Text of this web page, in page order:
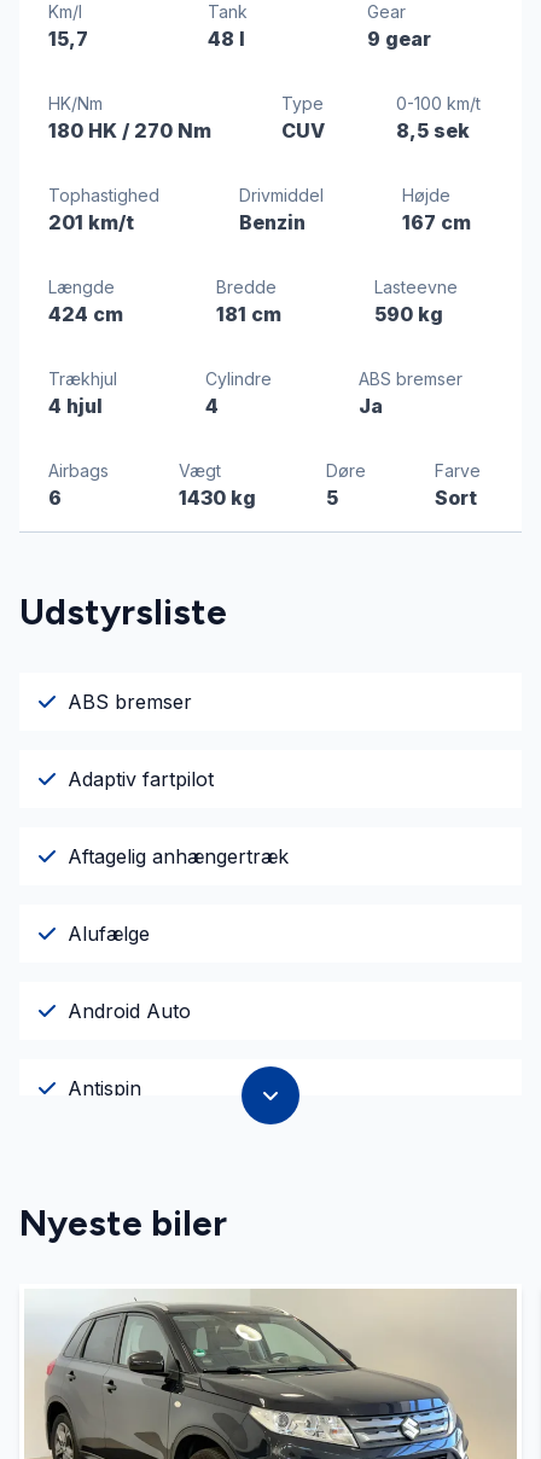
Km/l
15,7
Tank
48 l
Gear
9 gear
HK/Nm
180 HK / 270 Nm
Type
CUV
0-100 km/t
8,5 sek
Tophastighed
201 km/t
Drivmiddel
Benzin
Højde
167 cm
Længde
424 cm
Bredde
181 cm
Lasteevne
590 kg
Trækhjul
4 hjul
Cylindre
4
ABS bremser
Ja
Airbags
6
Vægt
1430 kg
Døre
5
Farve
Sort
Udstyrsliste
ABS bremser
Adaptiv fartpilot
Aftagelig anhængertræk
Alufælge
Android Auto
Antispin
Auto. start/stop
Automatgear
Automatisk fjernlys
Nyeste biler